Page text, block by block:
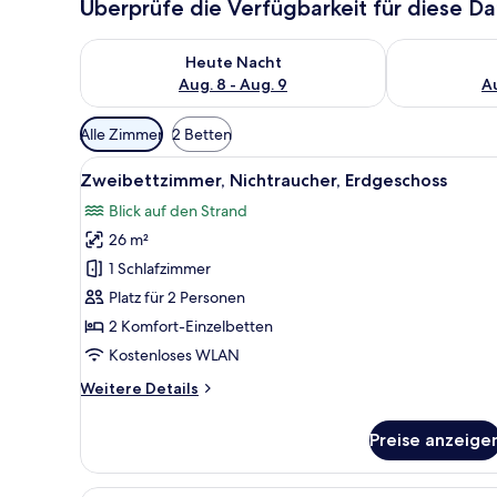
Überprüfe die Verfügbarkeit für diese
Heute Nacht
Aug. 8 - Aug. 9
Überprüfe die Verfügbarkeit für heute Nacht, Aug. 8
Überprüfe
Verfügbare
Filter
für
Alle Zimmer 2 Betten
Alle
Fotos
für
Zweibettzimmer,
Nichtraucher,
Erdgeschoss
anzeigen
Ein Hotelzimmer mit zwei
3
Zweibettzimmer, Nichtraucher, Erdgeschoss
Blick auf den Strand
26 m²
1 Schlafzimmer
Platz für 2 Personen
2 Komfort-Einzelbetten
Kostenloses WLAN
Weitere Details
Weitere
Nichtraucher,
Erdgeschoss
Preise